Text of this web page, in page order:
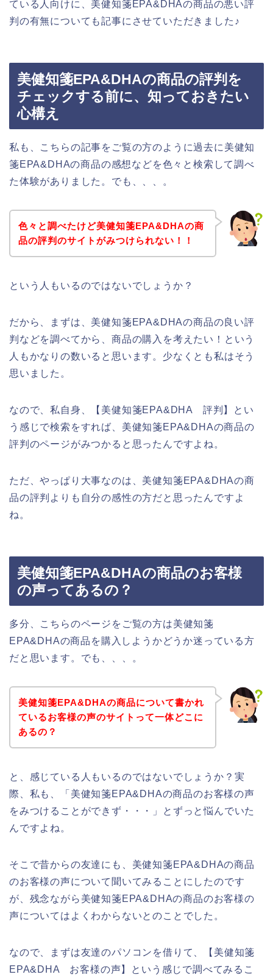
ている人向けに、美健知箋EPA&DHAの商品の悪い評
判の有無についても記事にさせていただきました♪
美健知箋EPA&DHAの商品の評判を
チェックする前に、知っておきたい
心構え
私も、こちらの記事をご覧の方のように過去に美健知
箋EPA&DHAの商品の感想などを色々と検索して調べ
た体験がありました。でも、、、。
色々と調べたけど美健知箋EPA&DHAの商
品の評判のサイトがみつけられない！！
という人もいるのではないでしょうか？
だから、まずは、美健知箋EPA&DHAの商品の良い評
判などを調べてから、商品の購入を考えたい！という
人もかなりの数いると思います。少なくとも私はそう
思いました。
なので、私自身、【美健知箋EPA&DHA 評判】とい
う感じで検索をすれば、美健知箋EPA&DHAの商品の
評判のページがみつかると思ったんですよね。
ただ、やっぱり大事なのは、美健知箋EPA&DHAの商
品の評判よりも自分の感性の方だと思ったんですよ
ね。
美健知箋EPA&DHAの商品のお客様
の声ってあるの？
多分、こちらのページをご覧の方は美健知箋
EPA&DHAの商品を購入しようかどうか迷っている方
だと思います。でも、、、。
美健知箋EPA&DHAの商品について書かれ
ているお客様の声のサイトって一体どこに
あるの？
と、感じている人もいるのではないでしょうか？実
際、私も、「美健知箋EPA&DHAの商品のお客様の声
をみつけることができず・・・」とずっと悩んでいた
んですよね。
そこで昔からの友達にも、美健知箋EPA&DHAの商品
のお客様の声について聞いてみることにしたのです
が、残念ながら美健知箋EPA&DHAの商品のお客様の
声についてはよくわからないとのことでした。
なので、まずは友達のパソコンを借りて、【美健知箋
EPA&DHA お客様の声】という感じで調べてみるこ